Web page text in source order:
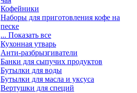
Кофейники
Наборы для приготовления кофе на
песке
... Показать все
Кухонная утварь
Анти-разбрызгиватели
Банки для сыпучих продуктов
Бутылки для воды
Бутылки для масла и уксуса
Вертушки для специй